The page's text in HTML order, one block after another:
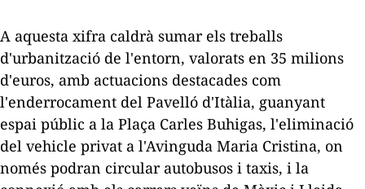
A aquesta xifra caldrà sumar els treballs
d'urbanització de l'entorn, valorats en 35 milions
d'euros, amb actuacions destacades com
l'enderrocament del Pavelló d'Itàlia, guanyant
espai públic a la Plaça Carles Buhigas, l'eliminació
del vehicle privat a l'Avinguda Maria Cristina, on
només podran circular autobusos i taxis, i la